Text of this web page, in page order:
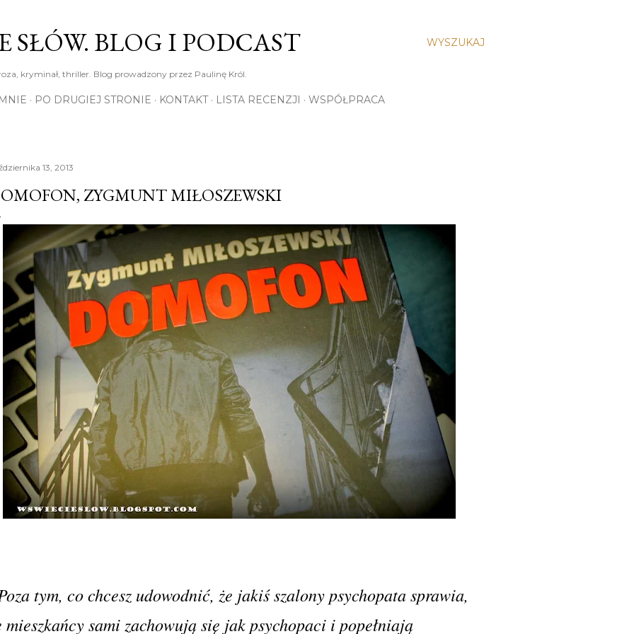
WYSZUKAJ
SŁÓW. BLOG I PODCAST
kryminał, thriller. Blog prowadzony przez Paulinę Król.
PO DRUGIEJ STRONIE KONTAKT LISTA RECENZJI WSPÓŁPRACA
13, 2013
ZYGMUNT MIŁOSZEWSKI
tym, co chcesz udowodnić, że jakiś szalony psychopata sprawia,
mieszkańcy sami zachowują się jak psychopaci i popełniają